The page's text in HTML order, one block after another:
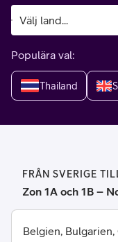
Populära val:
Thailand
FRÅN SVERIGE
Zon 1A och 1B –
Belgien,